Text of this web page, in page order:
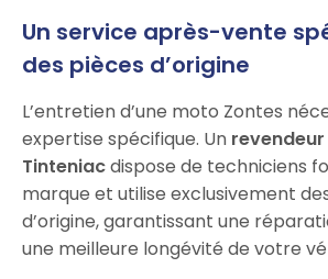
Un service après-vente
des pièces d’origine
L’entretien d’une moto Zontes
expertise spécifique. Un
Tinteniacdispose de techniciens
marque et utilise exclusivement
d’origine, garantissant une
une meilleure longévité de votre